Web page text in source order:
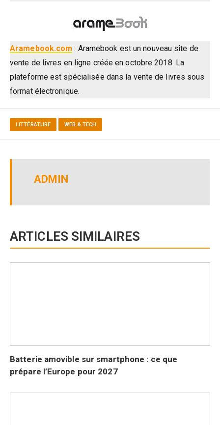
Aramebook.com : Aramebook est un nouveau site de
vente de livres en ligne créée en octobre 2018. La
plateforme est spécialisée dans la vente de livres sous
format électronique.
LITTÉRATURE WEB & TECH
ADMIN
ARTICLES SIMILAIRES
Batterie amovible sur smartphone : ce que
prépare l’Europe pour 2027